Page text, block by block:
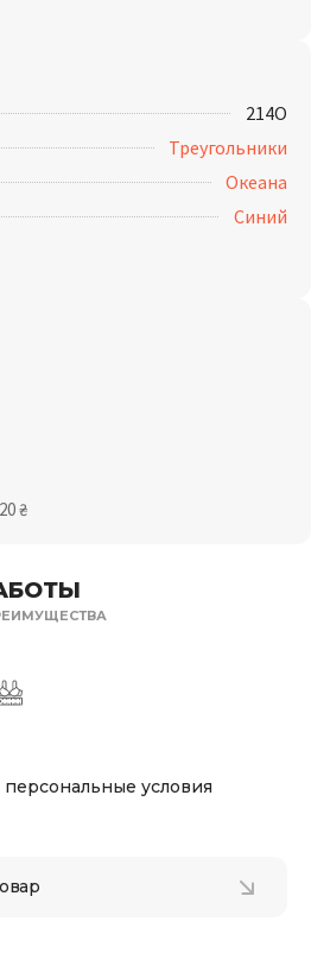
персональные условия
214O
Треугольники
Океана
Синий
₴